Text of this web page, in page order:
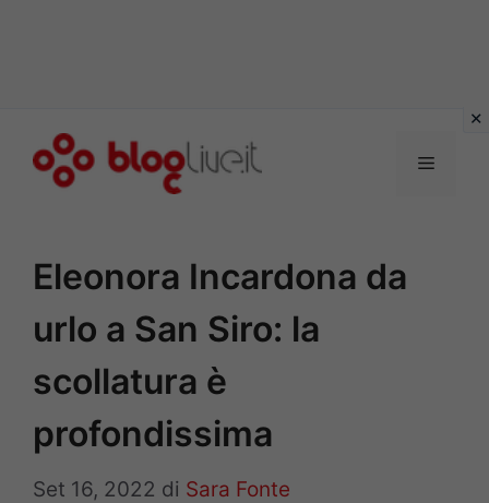
Menu
Eleonora Incardona da
urlo a San Siro: la
scollatura è
profondissima
Set 16, 2022 di Sara Fonte